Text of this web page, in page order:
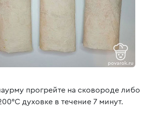
прогрейте на сковороде либо
духовке в течение 7 минут.